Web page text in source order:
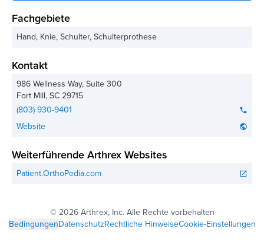
Fachgebiete
Hand, Knie, Schulter, Schulterprothese
Kontakt
986 Wellness Way, Suite 300
Fort Mill,SC29715
(803) 930-9401
phone
Website public
Weiterführende Arthrex Websites
Patient.OrthoPedia.com open_in_new
© 2026 Arthrex, Inc. Alle Rechte vorbehalten
BedingungenDatenschutzRechtliche HinweiseCookie-Einstellungen